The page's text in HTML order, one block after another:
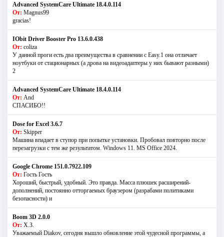
Advanced SystemCare Ultimate 18.4.0.114
От: Magnus99
gracias!
IObit Driver Booster Pro 13.6.0.438
От: coliza
У данной проги есть два преимущества в сравнении с Easy.1 она отличает
ноутбуки от стационарных (а дрова на видеоадаптеры у них бывают разными)
2
Advanced SystemCare Ultimate 18.4.0.114
От: And
СПАСИБО!!
Dose for Excel 3.6.7
От: Skipper
Машина впадает в ступор при попытке установки. Пробовал повторно после
перезагрузки с тем же результатом. Windows 11. MS Offiсe 2024.
Google Chrome 151.0.7922.109
От: Гость Гость
Хороший, быстрый, удобный. Это правда. Масса плюшек расширений-
дополнений, постоянно отторгаемых браузером (разрабами политиками
безопасности) и
Boom 3D 2.0.0
От: Х.З.
Уважаемый Diakov, сегодня вышло обновление этой чудесной программы, а